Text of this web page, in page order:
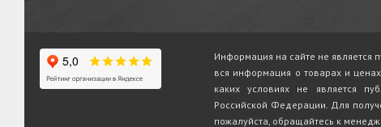
Информация на сайте не является
вся информация о товарах и
каких условиях не является
Российской Федерации. Для
пожалуйста, обращайтесь к